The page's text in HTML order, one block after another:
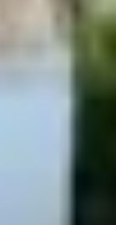
του, που σημαίνει
τη συνεργασία των
την απόφαση της
BAC – να
το φράγμα του ήχου